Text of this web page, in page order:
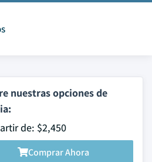
nuestras opciones de
de: $2,450
Comprar Ahora